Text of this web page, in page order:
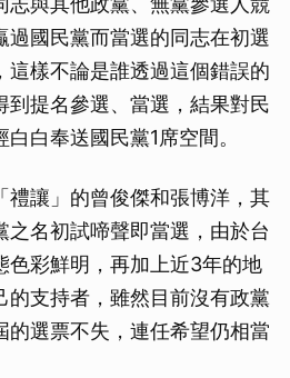
過國民黨而當選的同志在初選
這樣不論是誰透過這個錯誤的
到提名參選、當選，結果對民
白奉送國民黨1席空間。
禮讓」的曾俊傑和張博洋，其
之名初試啼聲即當選，由於台
色彩鮮明，再加上近3年的地
的支持者，雖然目前沒有政黨
的選票不失，連任希望仍相當